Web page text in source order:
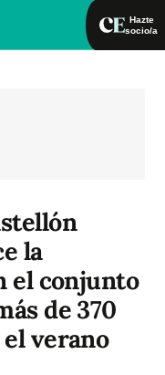
Hazte
socio/a
la
el conjunto
de 370
verano